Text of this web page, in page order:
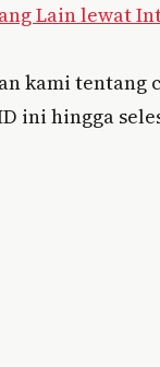
Lain lewat
kami tentang
ini hingga